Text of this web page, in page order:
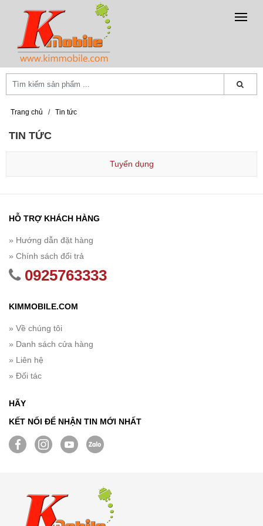
Trang chủ / Tin tức
TIN TỨC
Tuyển dụng
HỖ TRỢ KHÁCH HÀNG
» Hướng dẫn đặt hàng
» Chính sách đổi trả
0925763333
KIMMOBILE.COM
» Về chúng tôi
» Danh sách cửa hàng
» Liên hệ
» Đối tác
HÃY
KẾT NỐI ĐỂ NHẬN TIN MỚI NHẤT